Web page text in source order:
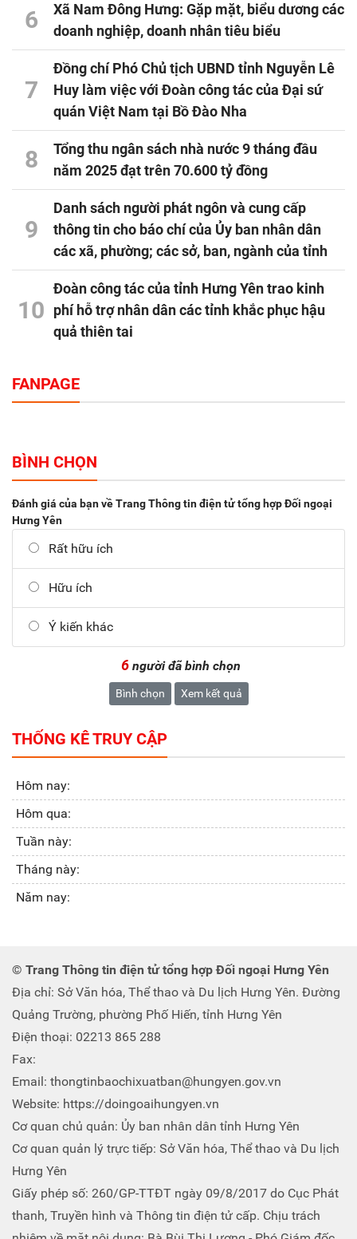
6
Xã Nam Đông Hưng: Gặp mặt, biểu dương các
doanh nghiệp, doanh nhân tiêu biểu
7
Đồng chí Phó Chủ tịch UBND tỉnh Nguyễn Lê
Huy làm việc với Đoàn công tác của Đại sứ
quán Việt Nam tại Bồ Đào Nha
8
Tổng thu ngân sách nhà nước 9 tháng đầu
năm 2025 đạt trên 70.600 tỷ đồng
9
Danh sách người phát ngôn và cung cấp
thông tin cho báo chí của Ủy ban nhân dân
các xã, phường; các sở, ban, ngành của tỉnh
10
Đoàn công tác của tỉnh Hưng Yên trao kinh
phí hỗ trợ nhân dân các tỉnh khắc phục hậu
quả thiên tai
FANPAGE
BÌNH CHỌN
Đánh giá của bạn về Trang Thông tin điện tử tổng hợp Đối ngoại
Hưng Yên
Rất hữu ích
Hữu ích
Ý kiến khác
6 người đã bình chọn
Bình chọn Xem kết quả
THỐNG KÊ TRUY CẬP
Hôm nay:
Hôm qua:
Tuần này:
Tháng này:
Năm nay:
© Trang Thông tin điện tử tổng hợp Đối ngoại Hưng Yên
Địa chỉ: Sở Văn hóa, Thể thao và Du lịch Hưng Yên. Đường
Quảng Trường, phường Phố Hiến, tỉnh Hưng Yên
Điện thoại: 02213 865 288
Fax:
Email: thongtinbaochixuatban@hungyen.gov.vn
Website: https://doingoaihungyen.vn
Cơ quan chủ quản: Ủy ban nhân dân tỉnh Hưng Yên
Cơ quan quản lý trực tiếp: Sở Văn hóa, Thể thao và Du lịch
Hưng Yên
Giấy phép số: 260/GP-TTĐT ngày 09/8/2017 do Cục Phát
thanh, Truyền hình và Thông tin điện tử cấp. Chịu trách